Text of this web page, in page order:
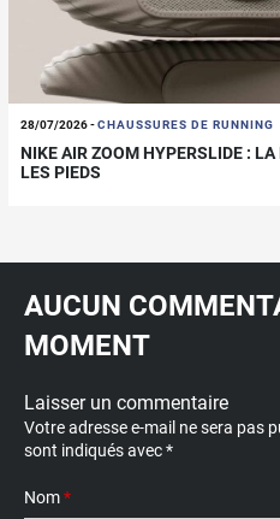
28/07/2026-CHAUSSURES DE RUNNING
NIKE AIR ZOOM HYPERSLIDE :
LES PIEDS
AUCUN
MOMENT
Laisser un commentaire
Votre adresse e-mail ne sera pas
sont indiqués avec*
Nom*